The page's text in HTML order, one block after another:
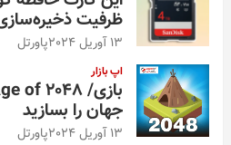
ظرفیت
13 آوریل 2024 پاورتل
اپ بازار
جهان را بسازید
13 آوریل 2024 پاورتل